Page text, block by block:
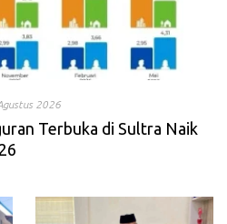
2026
Terbuka di Sultra Naik